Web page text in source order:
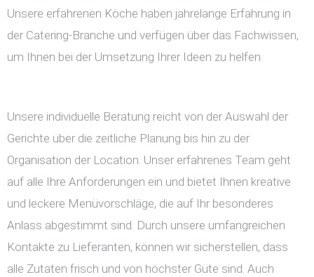
Unsere erfahrenen Köche haben jahrelange Erfahrung in
der Catering-Branche und verfügen über das Fachwissen,
um Ihnen bei der Umsetzung Ihrer Ideen zu helfen.
Unsere individuelle Beratung reicht von der Auswahl der
Gerichte über die zeitliche Planung bis hin zu der
Organisation der Location. Unser erfahrenes Team geht
auf alle Ihre Anforderungen ein und bietet Ihnen kreative
und leckere Menüvorschläge, die auf Ihr besonderes
Anlass abgestimmt sind. Durch unsere umfangreichen
Kontakte zu Lieferanten, können wir sicherstellen, dass
alle Zutaten frisch und von höchster Güte sind. Auch